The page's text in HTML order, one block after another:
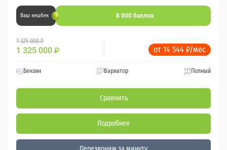
Ваш кешбек 8 000 баллов
1 325 000 ₽
1 325 000 ₽ от 14 544 ₽/мес
Бензин Вариатор Полный
Сравнить
Подробнее